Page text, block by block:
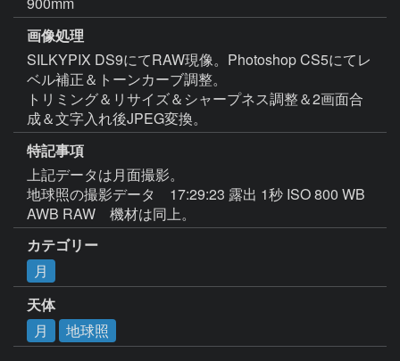
画像処理
SILKYPIX DS9にてRAW現像。Photoshop CS5にてレ
ベル補正＆トーンカーブ調整。
トリミング＆リサイズ＆シャープネス調整＆2画面合
成＆文字入れ後JPEG変換。
特記事項
上記データは月面撮影。
地球照の撮影データ　17:29:23 露出 1秒 ISO 800 WB
AWB RAW　機材は同上。
カテゴリー
月
天体
月
地球照